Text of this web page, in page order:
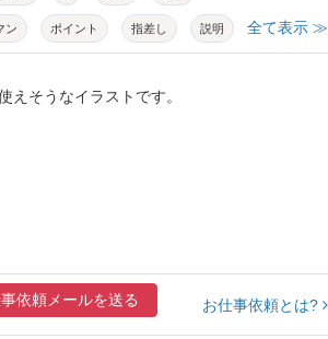
ン ポイント 指差し 説明
ブラウス 提案
全て表示 ≫
えそうなイラストです。
依頼メールを送る お仕事依頼とは?